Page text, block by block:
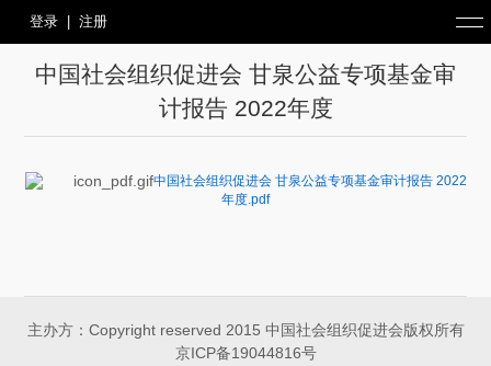
登录| 注册
中国社会组织促进会 甘泉公益专项基金审
计报告 2022年度
中国社会组织促进会 甘泉公益专项基金审计报告 2022
年度.pdf
主办方：Copyright reserved 2015 中国社会组织促进会版权所有
京ICP备19044816号